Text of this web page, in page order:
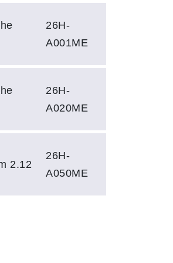
26H-
A001ME
26H-
A020ME
2.12
26H-
A050ME